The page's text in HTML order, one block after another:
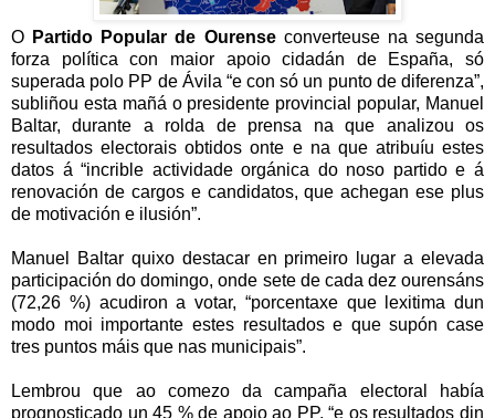
O Partido Popular de Ourense converteuse na segunda
forza política con maior apoio cidadán de España, só
superada polo PP de Ávila “e con só un punto de diferenza”,
subliñou esta mañá o presidente provincial popular, Manuel
Baltar, durante a rolda de prensa na que analizou os
resultados electorais obtidos onte e na que atribuíu estes
datos á “incrible actividade orgánica do noso partido e á
renovación de cargos e candidatos, que achegan ese plus
de motivación e ilusión”.
Manuel Baltar quixo destacar en primeiro lugar a elevada
participación do domingo, onde sete de cada dez ourensáns
(72,26 %) acudiron a votar, “porcentaxe que lexitima dun
modo moi importante estes resultados e que supón case
tres puntos máis que nas municipais”.
Lembrou que ao comezo da campaña electoral había
prognosticado un 45 % de apoio ao PP, “e os resultados din